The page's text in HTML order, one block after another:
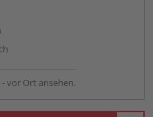
vor Ort ansehen.